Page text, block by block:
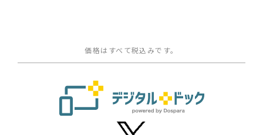
価格はすべて税込みです。